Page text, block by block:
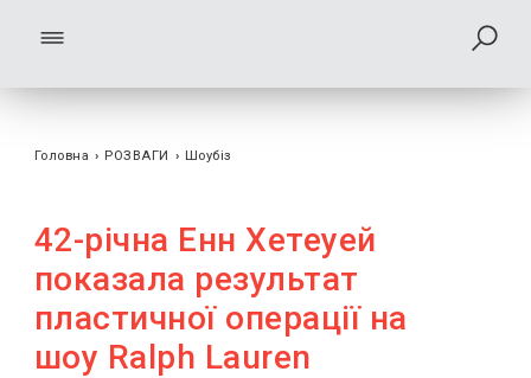
Головна › РОЗВАГИ › Шоубiз
42-річна Енн Хетеуей
показала результат
пластичної операції на
шоу Ralph Lauren